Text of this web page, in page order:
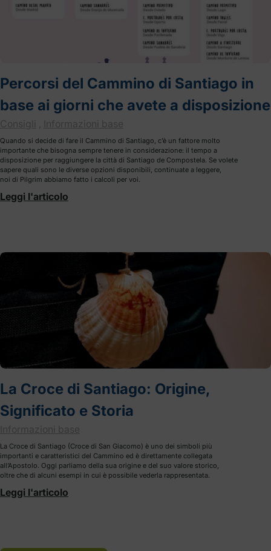
Percorsi del Cammino di Santiago in
base ai giorni che avete a disposizione
Consigli Informazioni base
Quando si decide di fare il Cammino di Santiago, c’è un fattore molto
importante che bisogna sempre tenere in considerazione: il tempo a
disposizione per raggiungere la città di Santiago de Compostela. Se volete
sapere quali sono le diverse opzioni disponibili, continuate a leggere,
noi di Pilgrim abbiamo fatto i calcoli per voi.
Leggi l'articolo
La Croce di Santiago: Origine,
Significato e Storia
Informazioni base
La Croce di Santiago (Croce di San Giacomo) è uno dei simboli più
importanti e caratteristici del Cammino ed è direttamente collegata
all’Apostolo. Oggi parliamo della sua origine e del suo valore storico,
oltre che di alcuni esempi in cui è possibile vederla rappresentata.
Leggi l'articolo